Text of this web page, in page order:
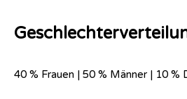
40 % Frauen | 50 % Männer | 10 %